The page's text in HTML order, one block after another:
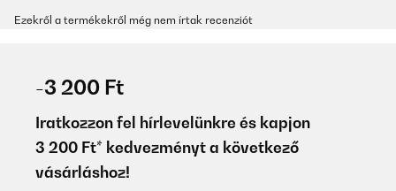
Ezekről a termékekről még nem írtak recenziót
-3 200 Ft
Iratkozzon fel hírlevelünkre és kapjon
3 200 Ft* kedvezményt a következő
vásárláshoz!